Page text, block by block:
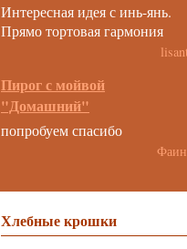
Интересная идея с инь-янь.
Прямо тортовая гармония
Пирог с мойвой
"Домашний"
попробуем спасибо
Хлебные крошки